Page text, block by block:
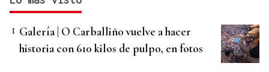
Galería | O Carballiño vuelve a hacer
historia con 610 kilos de pulpo, en fotos